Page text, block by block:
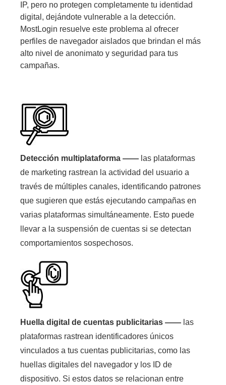
IP, pero no protegen completamente tu identidad
digital, dejándote vulnerable a la detección.
MostLogin resuelve este problema al ofrecer
perfiles de navegador aislados que brindan el más
alto nivel de anonimato y seguridad para tus
campañas.
Detección multiplataforma —— las plataformas
de marketing rastrean la actividad del usuario a
través de múltiples canales, identificando patrones
que sugieren que estás ejecutando campañas en
varias plataformas simultáneamente. Esto puede
llevar a la suspensión de cuentas si se detectan
comportamientos sospechosos.
Huella digital de cuentas publicitarias —— las
plataformas rastrean identificadores únicos
vinculados a tus cuentas publicitarias, como las
huellas digitales del navegador y los ID de
dispositivo. Si estos datos se relacionan entre